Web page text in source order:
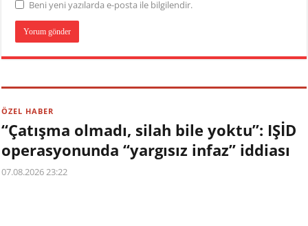
Beni yeni yazılarda e-posta ile bilgilendir.
ÖZEL HABER
“Çatışma olmadı, silah bile yoktu”: IŞİD
operasyonunda “yargısız infaz” iddiası
07.08.2026 23:22